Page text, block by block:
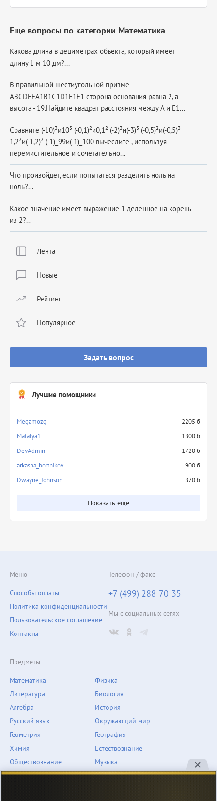
Лента
Новые
Рейтинг
Популярное
Задать вопрос
Лучшие помощники
Megamozg
2205 б
Matalya1
1800 б
DevAdmin
1720 б
arkasha_bortnikov
900 б
Dwayne_Johnson
870 б
Показать еще
Еще вопросы по категории Математика
Какова длина в дециметрах объекта, который имеет
длину 1 м 10 дм?...
В правильной шестиугольной призме
ABCDEFA1B1C1D1E1F1 сторона основания равна 2, а
высота - 19.Найдите квадрат расстояния между A и E1...
Сравните (-10)³и10³ (-0,1)²и0,1² (-2)³и(-3)³ (-0,5)²и(-0,5)³
1,2²и(-1,2)² (-1)_99и(-1)_100 вычеслите , используя
перемистительное и сочетательно...
Что произойдет, если попытаться разделить ноль на
ноль?...
Какое значение имеет выражение 1 деленное на корень
из 2?...
Предметы
Математика
Литература
Алгебра
Русский язык
Геометрия
Химия
Физика
Биология
История
Окружающий мир
География
Естествознание
Обществознание
Английский язык
Музыка
ОБЖ
Меню
Способы оплаты
Политика конфиденциальности
Пользовательское соглашение
Контакты
Телефон / факс
+7 (499) 288-70-35
Мы с социальных сетях